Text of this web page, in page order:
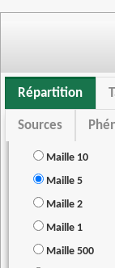
Répartition
Sources
Maille 10
Maille 5
Maille 2
Maille 1
Maille 500